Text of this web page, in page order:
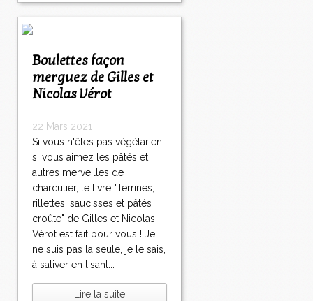
Boulettes façon
merguez de Gilles et
Nicolas Vérot
22 Mars 2021
Si vous n'êtes pas végétarien,
si vous aimez les pâtés et
autres merveilles de
charcutier, le livre "Terrines,
rillettes, saucisses et pâtés
croûte" de Gilles et Nicolas
Vérot est fait pour vous ! Je
ne suis pas la seule, je le sais,
à saliver en lisant...
Lire la suite